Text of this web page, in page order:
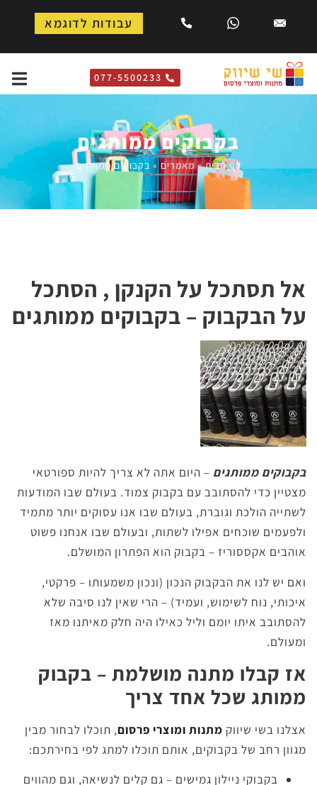
עבודות לדוגמא
077-5500233
בקבוקים ממותגים
דף הבית»מאמרים »בקבוקים ממותגים
אל תסתכל על הקנקן , הסתכל
על הבקבוק – בקבוקים ממותגים
בקבוקים ממותגים – היום אתה לא צריך להיות ספורטאי
מצטיין כדי להסתובב עם בקבוק צמוד. בעולם שבו המודעות
לשתייה הולכת וגוברת, בעולם שבו אנו עסוקים יותר מתמיד
ולפעמים שוכחים אפילו לשתות, ובעולם שבו אנחנו פשוט
אוהבים אקססוריז – בקבוק הוא הפתרון המושלם.
ואם יש לנו את הבקבוק הנכון (ונכון משמעותו – פרקטי,
איכותי, נוח לשימוש, ועמיד) – הרי שאין לנו סיבה שלא
להסתובב איתו יומם וליל כאילו היה חלק מאיתנו מאז
ומעולם.
אז קבלו מתנה מושלמת – בקבוק
ממותג שכל אחד צריך
אצלנו בשי שיווק מתנות ומוצרי פרסום, תוכלו לבחור מבין
מגוון רחב של בקבוקים, אותם תוכלו למתג לפי בחירתכם:
בקבוקי ניילון גמישים – גם קלים לנשיאה, וגם מהווים